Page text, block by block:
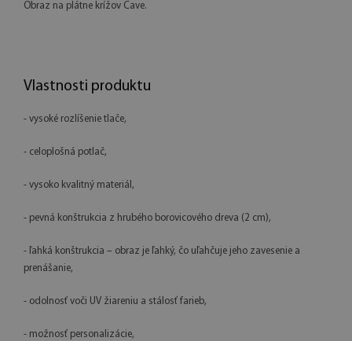
Obraz na plátne krížov Cave.
Vlastnosti produktu
- vysoké rozlíšenie tlače,
- celoplošná potlač,
- vysoko kvalitný materiál,
- pevná konštrukcia z hrubého borovicového dreva (2 cm),
- ľahká konštrukcia – obraz je ľahký, čo uľahčuje jeho zavesenie a
prenášanie,
- odolnosť voči UV žiareniu a stálosť farieb,
- možnosť personalizácie,